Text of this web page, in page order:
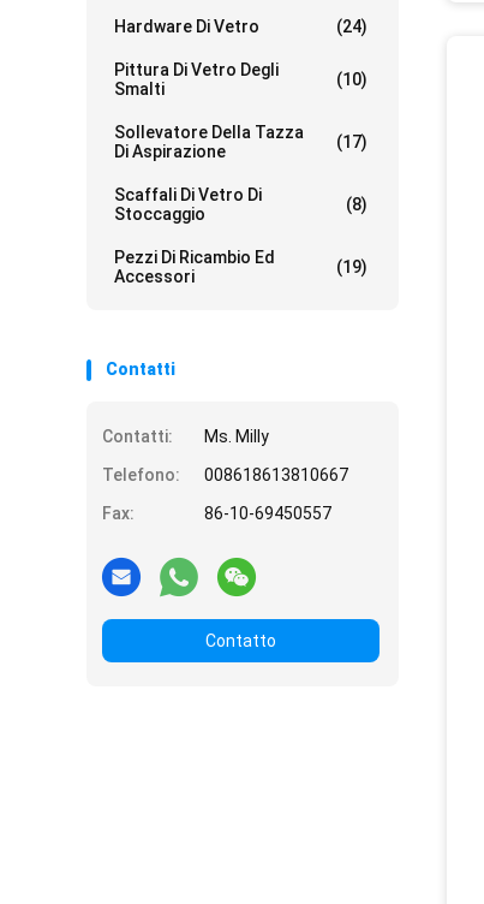
Hardware Di Vetro (24)
Pittura Di Vetro Degli
Smalti
(10)
Sollevatore Della Tazza
Di Aspirazione
(17)
Scaffali Di Vetro Di
Stoccaggio
(8)
Pezzi Di Ricambio Ed
Accessori
(19)
Contatti
Contatti:
Ms. Milly
Telefono:
008618613810667
Fax:
86-10-69450557
Contatto